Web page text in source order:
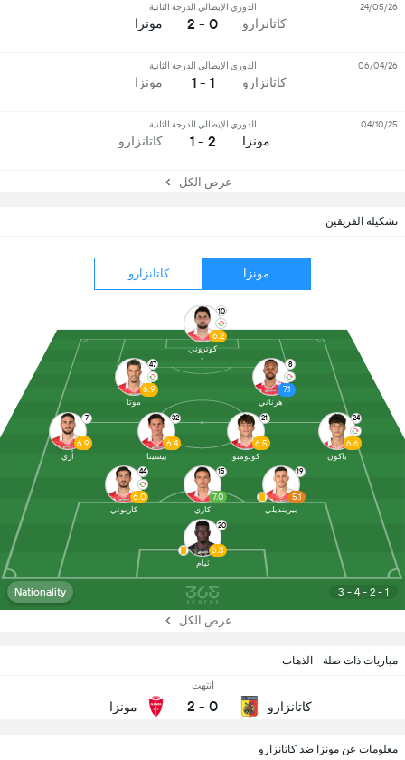
مباريات ذات صلة - الذهاب
كاتانزارو
انتهت
0
-
2 مونزا
تشكيلة الفريقين
مونزا كاتانزارو
3 - 4 - 2 - 1
Nationality
20
6.3
ثيام
44
6.0
كاربوني
15
7.0
كاري
19
5.1
بيرينديلي
7
6.9
أزي
32
6.4
بيسينا
21
6.5
كولومبو
24
6.6
باكون
47
6.9
موتا
8
7.1
هرناني
10
6.2
كوتروني
عرض الكل
كاتانزارو
الدوري الإيطالي الدرجة الثانية
0 - 2 مونزا
24/05/26
كاتانزارو
الدوري الإيطالي الدرجة الثانية
1 - 1 مونزا
06/04/26
مونزا
الدوري الإيطالي الدرجة الثانية
2 - 1 كاتانزارو
04/10/25
عرض الكل
معلومات عن مونزا ضد كاتانزارو